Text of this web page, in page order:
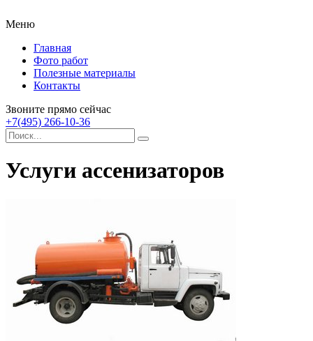
Меню
Главная
Фото работ
Полезные материалы
Контакты
Звоните прямо сейчас
+7(495) 266-10-36
Услуги ассенизаторов